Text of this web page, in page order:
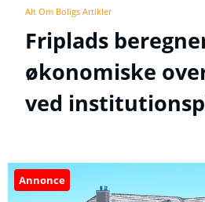
Alt Om Boligs Artikler
Friplads
økonomiske
ved
Annonce